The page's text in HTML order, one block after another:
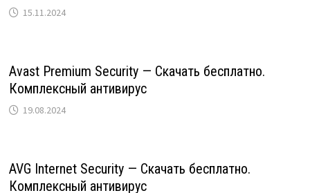
15.11.2024
Avast Premium Security — Скачать бесплатно.
Комплексный антивирус
19.08.2024
AVG Internet Security — Скачать бесплатно.
Комплексный антивирус